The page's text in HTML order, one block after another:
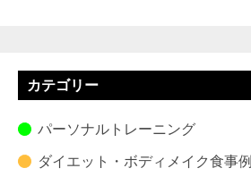
カテゴリー
パーソナルトレーニング
ダイエット・ボディメイク食事例